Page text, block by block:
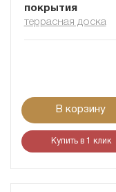
покрытия
террасная доска
В корзину
Купить в 1 клик